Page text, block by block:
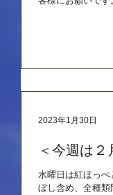
＜今週は
水曜日は紅ほっ
ぼし含め、全種
2023年1月30日